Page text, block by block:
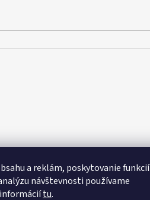
a reklám, poskytovanie funkcií
návštevnosti používame
tu.